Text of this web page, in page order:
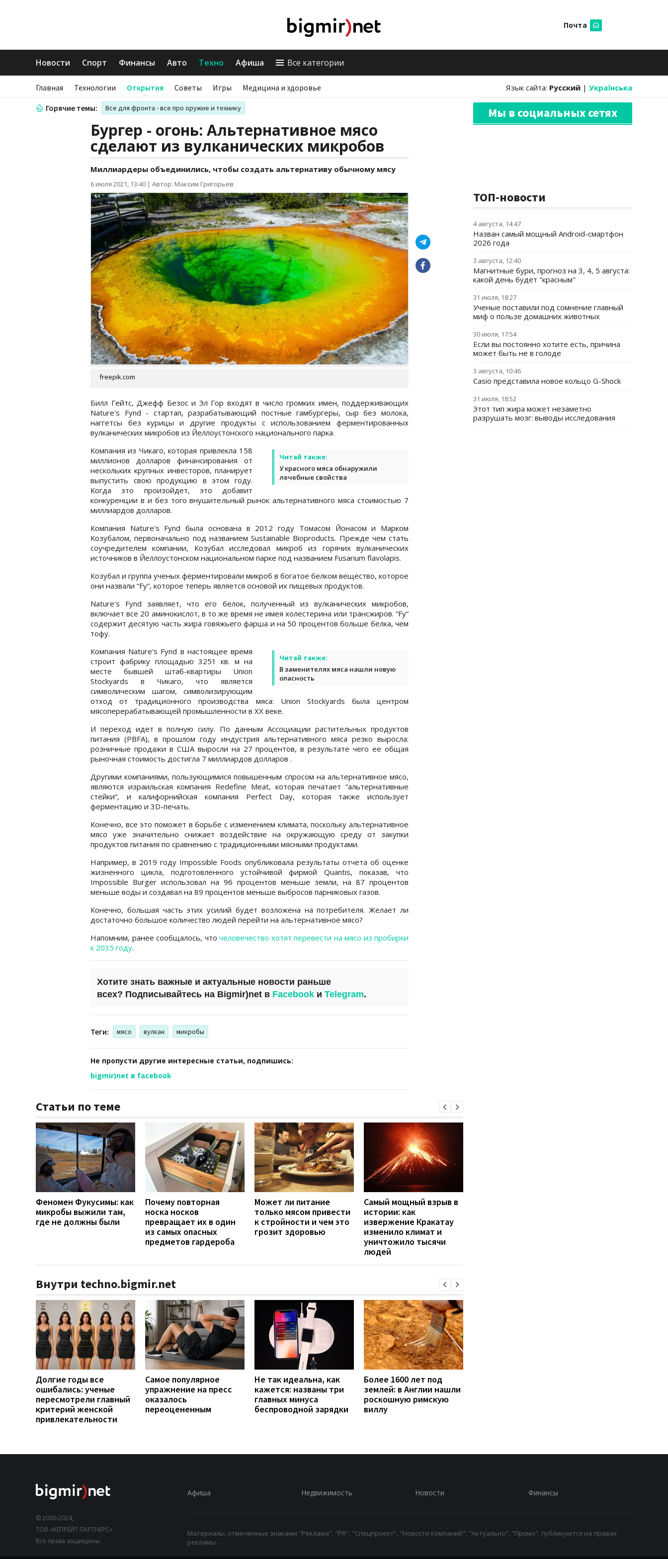
Почта
Новости Спорт Финансы Авто Техно Афиша Все категории
Главная Технологии Открытия Советы Игры Медицина и здоровье Язык сайта: Русский | Українська
Горячие темы: Все для фронта - все про оружие и технику
Бургер - огонь: Альтернативное мясо
сделают из вулканических микробов
Миллиардеры объединились, чтобы создать альтернативу обычному мясу
6 июля 2021, 13:40 | Автор: Максим Григорьев
freepik.com
Билл Гейтс, Джефф Безос и Эл Гор входят в число громких имен, поддерживающих
Nature's Fynd - стартап, разрабатывающий постные гамбургеры, сыр без молока,
наггетсы без курицы и другие продукты с использованием ферментированных
вулканических микробов из Йеллоустонского национального парка.
Читай также:
У красного мяса обнаружили
лечебные свойства
Компания из Чикаго, которая привлекла 158
миллионов долларов финансирования от
нескольких крупных инвесторов, планирует
выпустить свою продукцию в этом году.
Когда это произойдет, это добавит
конкуренции в и без того внушительный рынок альтернативного мяса стоимостью 7
миллиардов долларов.
Компания Nature's Fynd была основана в 2012 году Томасом Йонасом и Марком
Козубалом, первоначально под названием Sustainable Bioproducts. Прежде чем стать
соучредителем компании, Козубал исследовал микроб из горячих вулканических
источников в Йеллоустонском национальном парке под названием Fusarium flavolapis.
Козубал и группа ученых ферментировали микроб в богатое белком вещество, которое
они назвали “Fy“, которое теперь является основой их пищевых продуктов.
Nature's Fynd заявляет, что его белок, полученный из вулканических микробов,
включает все 20 аминокислот, в то же время не имея холестерина или трансжиров. “Fy“
содержит десятую часть жира говяжьего фарша и на 50 процентов больше белка, чем
тофу.
Читай также:
В заменителях мяса нашли новую
опасность
Компания Nature's Fynd в настоящее время
строит фабрику площадью 3251 кв. м на
месте бывшей штаб-квартиры Union
Stockyards в Чикаго, что является
символическим шагом, символизирующим
отход от традиционного производства мяса: Union Stockyards была центром
мясоперерабатывающей промышленности в ХХ веке.
И переход идет в полную силу. По данным Ассоциации растительных продуктов
питания (PBFA), в прошлом году индустрия альтернативного мяса резко выросла:
розничные продажи в США выросли на 27 процентов, в результате чего ее общая
рыночная стоимость достигла 7 миллиардов долларов .
Другими компаниями, пользующимися повышенным спросом на альтернативное мясо,
являются израильская компания Redefine Meat, которая печатает “альтернативные
стейки“, и калифорнийская компания Perfect Day, которая также использует
ферментацию и 3D-печать.
Конечно, все это поможет в борьбе с изменением климата, поскольку альтернативное
мясо уже значительно снижает воздействие на окружающую среду от закупки
продуктов питания по сравнению с традиционными мясными продуктами.
Например, в 2019 году Impossible Foods опубликовала результаты отчета об оценке
жизненного цикла, подготовленного устойчивой фирмой Quantis, показав, что
Impossible Burger использовал на 96 процентов меньше земли, на 87 процентов
меньше воды и создавал на 89 процентов меньше выбросов парниковых газов.
Конечно, большая часть этих усилий будет возложена на потребителя. Желает ли
достаточно большое количество людей перейти на альтернативное мясо?
Напомним, ранее сообщалось, что человечество хотят перевести на мясо из пробирки
к 2035 году.
Хотите знать важные и актуальные новости раньше
всех? Подписывайтесь на Bigmir)net в Facebook и Telegram.
Теги: мясо вулкан микробы
Не пропусти другие интересные статьи, подпишись:
bigmir)net в facebook
Статьи по теме
Феномен Фукусимы: как
микробы выжили там,
где не должны были
Почему повторная
носка носков
превращает их в один
из самых опасных
предметов гардероба
Может ли питание
только мясом привести
к стройности и чем это
грозит здоровью
Самый мощный взрыв в
истории: как
извержение Кракатау
изменило климат и
уничтожило тысячи
людей
Внутри techno.bigmir.net
Долгие годы все
ошибались: ученые
пересмотрели главный
критерий женской
привлекательности
Самое популярное
упражнение на пресс
оказалось
переоцененным
Не так идеальна, как
кажется: названы три
главных минуса
беспроводной зарядки
Более 1600 лет под
землей: в Англии нашли
роскошную римскую
виллу
Мы в социальных сетях
ТОП-новости
4 августа, 14:47
Назван самый мощный Android-смартфон
2026 года
3 августа, 12:40
Магнитные бури, прогноз на 3, 4, 5 августа:
какой день будет "красным"
31 июля, 18:27
Ученые поставили под сомнение главный
миф о пользе домашних животных
30 июля, 17:54
Если вы постоянно хотите есть, причина
может быть не в голоде
3 августа, 10:46
Casio представила новое кольцо G-Shock
31 июля, 18:52
Этот тип жира может незаметно
разрушать мозг: выводы исследования
© 2000-2024,
ТОВ «КЕПРЕЙТ ПАРТНЕРС».
Все права защищены.
Афиша Недвижимость Новости Финансы
Материалы, отмеченные знаками "Реклама", "PR", "Спецпроект", "Новости компаний", "Актуально", "Промо", публикуются на правах
рекламы.